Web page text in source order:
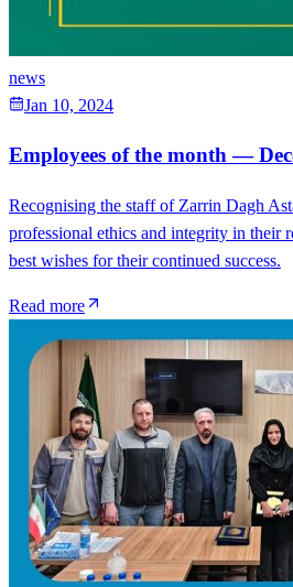
news
Jan 10, 2024
Employees of the month —
Recognising the staff of Zarrin Dagh
professional ethics and integrity in their
best wishes for their continued success.
Read more